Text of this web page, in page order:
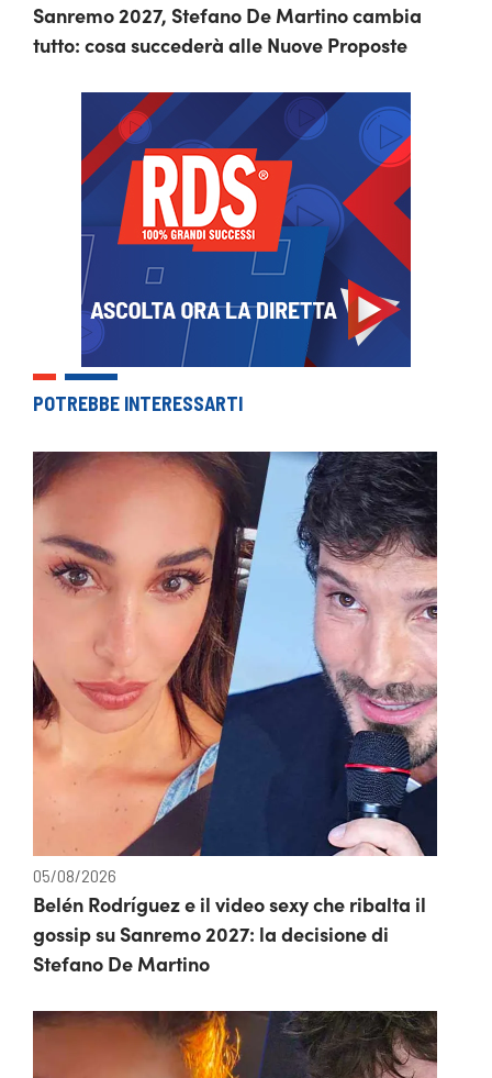
Sanremo 2027, Stefano De Martino cambia
tutto: cosa succederà alle Nuove Proposte
POTREBBE INTERESSARTI
05/08/2026
Belén Rodríguez e il video sexy che ribalta il
gossip su Sanremo 2027: la decisione di
Stefano De Martino